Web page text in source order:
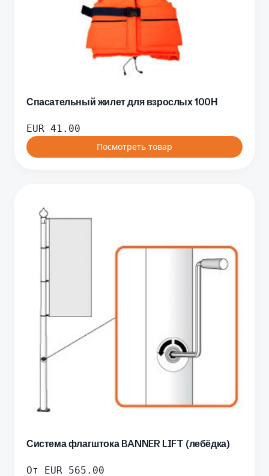
Спасательный жилет для взрослых 100Н
EUR 41.00
Посмотреть товар
Система флагштока BANNER LIFT (лебёдка)
От EUR 565.00